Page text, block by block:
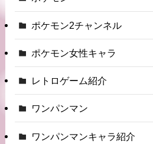
ポケモン2チャンネル
ポケモン女性キャラ
レトロゲーム紹介
ワンパンマン
ワンパンマンキャラ紹介